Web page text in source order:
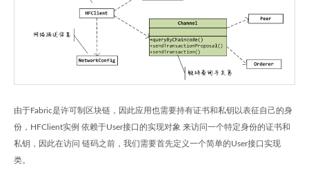
由于Fabric是许可制区块链，因此应用也需要持有证书和私钥以表征自己的身
份，HFClient实例 依赖于User接口的实现对象 来访问一个特定身份的证书和
私钥，因此在访问 链码之前，我们需要首先定义一个简单的User接口实现
类。